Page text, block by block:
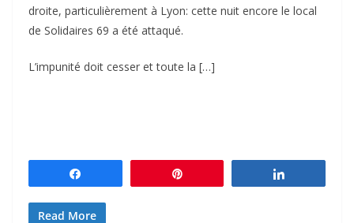
droite, particulièrement à Lyon: cette nuit encore le local
de Solidaires 69 a été attaqué.
L’impunité doit cesser et toute la […]
Read More